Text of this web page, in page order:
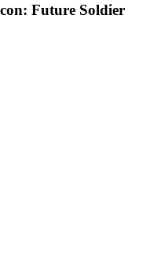
Future Soldier